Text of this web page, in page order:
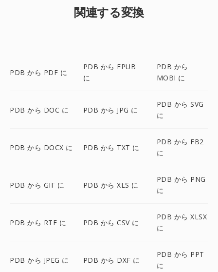
関連する変換
PDB から PDF に
PDB から EPUB
に
PDB から
MOBI に
PDB から DOC に PDB から JPG に
PDB から SVG
に
PDB から DOCX に PDB から TXT に
PDB から FB2
に
PDB から GIF に PDB から XLS に
PDB から PNG
に
PDB から RTF に PDB から CSV に
PDB から XLSX
に
PDB から JPEG に PDB から DXF に
PDB から PPT
に